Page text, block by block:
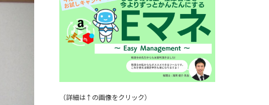
（詳細は↑の画像をクリック）